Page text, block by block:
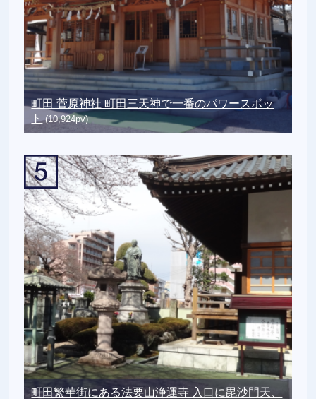
町田 菅原神社 町田三天神で一番のパワースポッ
ト(10,924pv)
町田繁華街にある法要山浄運寺 入口に毘沙門天、